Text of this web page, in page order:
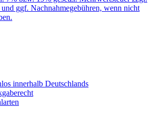
und ggf. Nachnahmegebühren, wenn nicht
innerhalb Deutschlands